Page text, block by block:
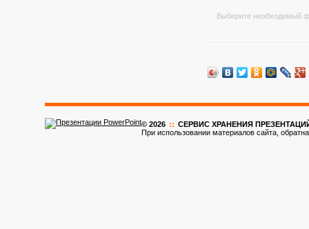
Выберите необходимый
© 2026 :: CЕРВИС ХРАНЕНИЯ ПРЕЗЕНТАЦИЙ
При использовании материалов сайта,